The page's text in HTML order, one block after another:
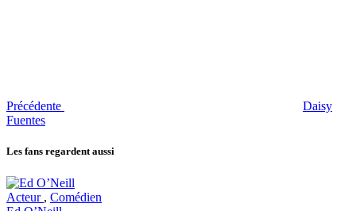
Précédente
Daisy
Fuentes
Les fans regardent aussi
Acteur , Comédien